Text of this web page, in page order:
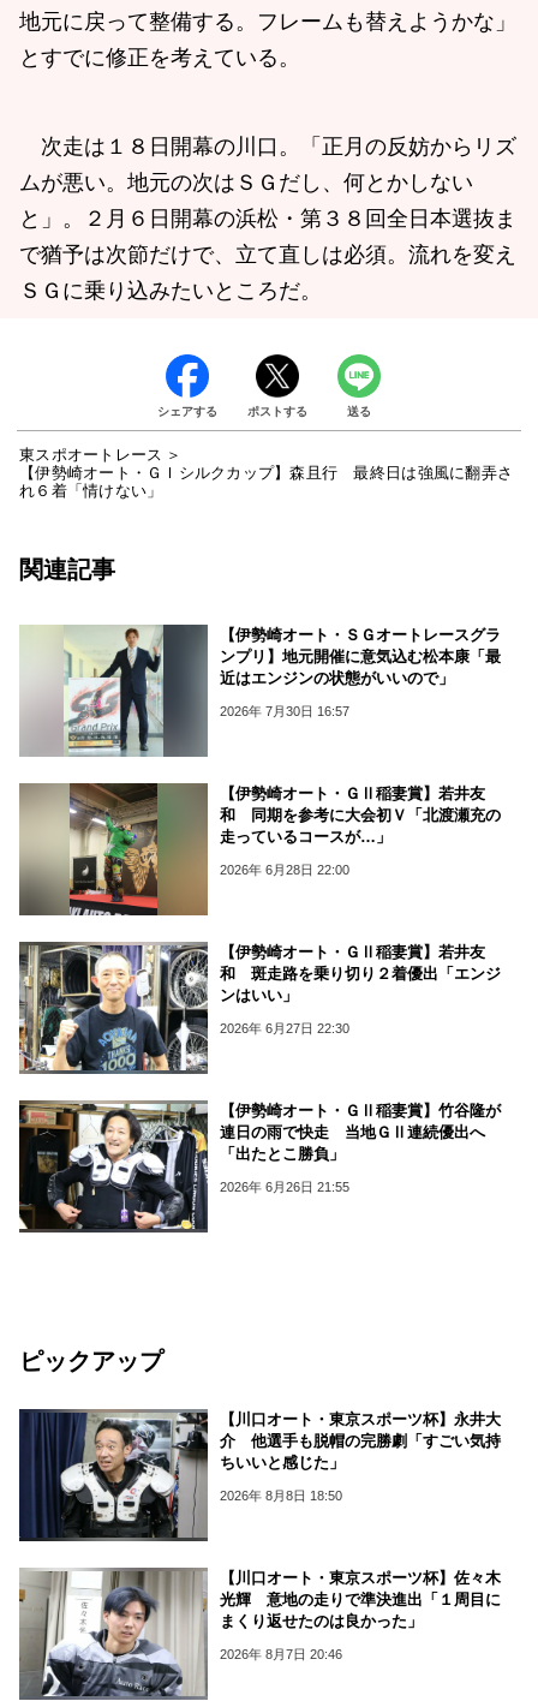
地元に戻って整備する。フレームも替えようかな」
とすでに修正を考えている。
次走は１８日開幕の川口。「正月の反妨からリズ
ムが悪い。地元の次はＳＧだし、何とかしない
と」。２月６日開幕の浜松・第３８回全日本選抜ま
で猶予は次節だけで、立て直しは必須。流れを変え
ＳＧに乗り込みたいところだ。
シェアする ポストする 送る
東スポオートレース
【伊勢崎オート・ＧＩシルクカップ】森且行 最終日は強風に翻弄さ
れ６着「情けない」
関連記事
【伊勢崎オート・ＳＧオートレースグラ
ンプリ】地元開催に意気込む松本康「最
近はエンジンの状態がいいので」
2026年 7月30日 16:57
【伊勢崎オート・ＧⅡ稲妻賞】若井友
和 同期を参考に大会初Ｖ「北渡瀬充の
走っているコースが…」
2026年 6月28日 22:00
【伊勢崎オート・ＧⅡ稲妻賞】若井友
和 斑走路を乗り切り２着優出「エンジ
ンはいい」
2026年 6月27日 22:30
【伊勢崎オート・ＧⅡ稲妻賞】竹谷隆が
連日の雨で快走 当地ＧⅡ連続優出へ
「出たとこ勝負」
2026年 6月26日 21:55
ピックアップ
【川口オート・東京スポーツ杯】永井大
介 他選手も脱帽の完勝劇「すごい気持
ちいいと感じた」
2026年 8月8日 18:50
【川口オート・東京スポーツ杯】佐々木
光輝 意地の走りで準決進出「１周目に
まくり返せたのは良かった」
2026年 8月7日 20:46